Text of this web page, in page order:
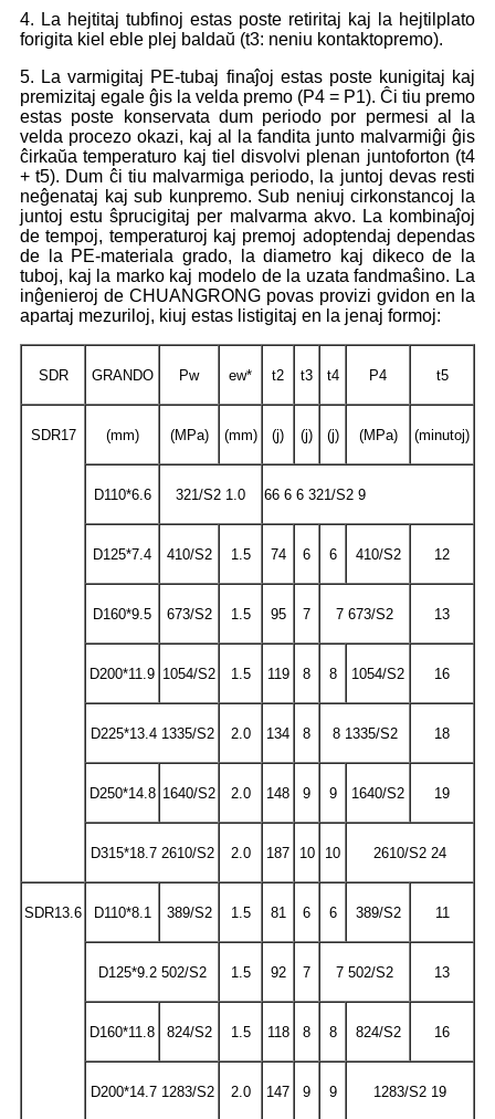
4. La hejtitaj tubfinoj estas poste retiritaj kaj la hejtilplato
forigita kiel eble plej baldaŭ (t3: neniu kontaktopremo).
5. La varmigitaj PE-tubaj finaĵoj estas poste kunigitaj kaj
premizitaj egale ĝis la velda premo (P4 = P1). Ĉi tiu premo
estas poste konservata dum periodo por permesi al la
velda procezo okazi, kaj al la fandita junto malvarmiĝi ĝis
ĉirkaŭa temperaturo kaj tiel disvolvi plenan juntoforton (t4
+ t5). Dum ĉi tiu malvarmiga periodo, la juntoj devas resti
neĝenataj kaj sub kunpremo. Sub neniuj cirkonstancoj la
juntoj estu ŝprucigitaj per malvarma akvo. La kombinaĵoj
de tempoj, temperaturoj kaj premoj adoptendaj dependas
de la PE-materiala grado, la diametro kaj dikeco de la
tuboj, kaj la marko kaj modelo de la uzata fandmaŝino. La
inĝenieroj de CHUANGRONG povas provizi gvidon en la
apartaj mezuriloj, kiuj estas listigitaj en la jenaj formoj:
SDR GRANDO Pw ew* t2 t3 t4 P4 t5
SDR17 (mm) (MPa) (mm) (j) (j) (j) (MPa) (minutoj)
D110*6.6 321/S2 1.0 66 6 6 321/S2 9
D125*7.4 410/S2 1.5 74 6 6 410/S2 12
D160*9.5 673/S2 1.5 95 7 7 673/S2 13
D200*11.9 1054/S2 1.5 119 8 8 1054/S2 16
D225*13.4 1335/S2 2.0 134 8 8 1335/S2 18
D250*14.8 1640/S2 2.0 148 9 9 1640/S2 19
D315*18.7 2610/S2 2.0 187 10 10 2610/S2 24
SDR13.6 D110*8.1 389/S2 1.5 81 6 6 389/S2 11
D125*9.2 502/S2 1.5 92 7 7 502/S2 13
D160*11.8 824/S2 1.5 118 8 8 824/S2 16
D200*14.7 1283/S2 2.0 147 9 9 1283/S2 19